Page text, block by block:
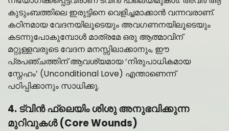
കുടുംബത്തിലെ ഇരുട്ടിനെ വെളിച്ചമാക്കാൻ വന്നവരാണ്.
കഠിനമായ വേദനയിലൂടെയും അവഗണനയിലൂടെയും
കടന്നുപോകുമ്പോൾ മാത്രമേ ഒരു ആത്മാവിന്
മറ്റുള്ളവരുടെ വേദന മനസ്സിലാക്കാനും, ഈ
പ്രപഞ്ചത്തിന് ആവശ്യമായ ‘നിരുപാധികമായ
സ്നേഹം’ (Unconditional Love) എന്താണെന്ന്
പഠിപ്പിക്കാനും സാധിക്കൂ.
4. ട്വിൻ ഫ്ലെയിം ശിശു അനുഭവിക്കുന്ന
മുറിവുകൾ (Core Wounds)